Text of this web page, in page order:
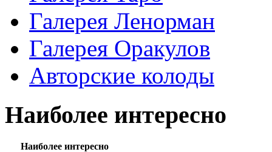
Галерея Ленорман
Галерея Оракулов
Авторские колоды
Наиболее интересно
Наиболее интересно